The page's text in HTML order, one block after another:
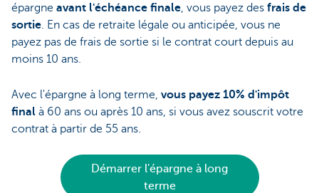
épargne avant l'échéance finale , vous payez des frais de
sortie . En cas de retraite légale ou anticipée, vous ne
payez pas de frais de sortie si le contrat court depuis au
moins 10 ans.
Avec l'épargne à long terme, vous payez 10% d'impôt
final à 60 ans ou après 10 ans, si vous avez souscrit votre
contrat à partir de 55 ans.
Démarrer l'épargne à long
terme